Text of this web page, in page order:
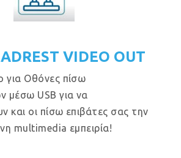
VIDEO OUT
για Οθόνες πίσω
μέσω USB για να
και οι πίσω επιβάτες σας την
multimedia εμπειρία!